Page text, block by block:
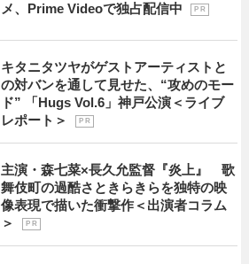
メ、Prime Videoで独占配信中
P R
キタニタツヤがゲストアーティストと
の対バンを通して見せた、“攻めのモー
ド” 「Hugs Vol.6」神戸公演＜ライブ
レポート＞
P R
主演・森七菜×長久允監督『炎上』 歌
舞伎町の過酷さときらきらを独特の映
像表現で描いた衝撃作＜出演者コラム
＞
P R